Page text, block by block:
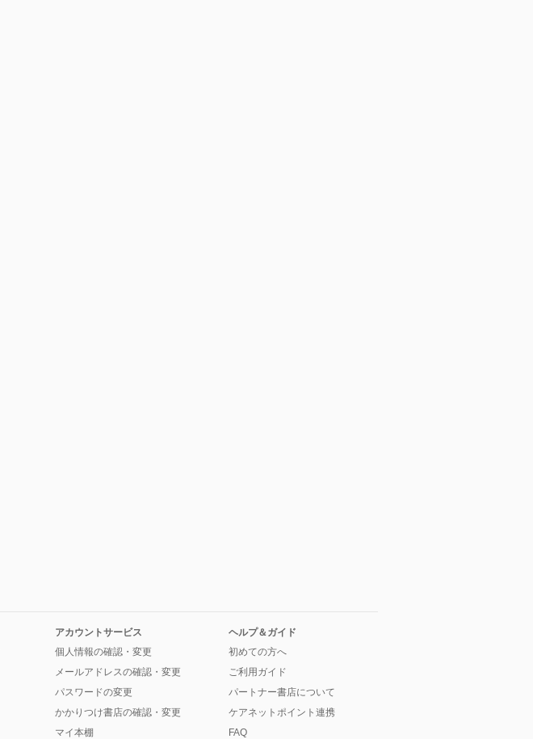
アカウントサービス
個人情報の確認・変更
メールアドレスの確認・変更
パスワードの変更
かかりつけ書店の確認・変更
マイ本棚
ヘルプ＆ガイド
初めての方へ
ご利用ガイド
パートナー書店について
ケアネットポイント連携
FAQ